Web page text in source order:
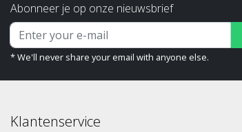
Abonneer je op onze nieuwsbrief
* We'll never share your email with anyone else.
Klantenservice